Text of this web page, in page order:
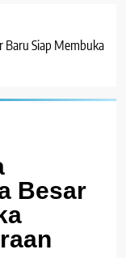
Baru Siap Membuka
Besar